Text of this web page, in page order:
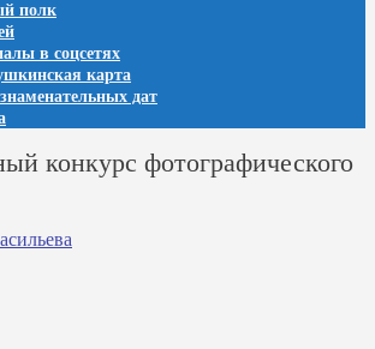
полк
в соцсетях
карта
дат
конкурс фотографического